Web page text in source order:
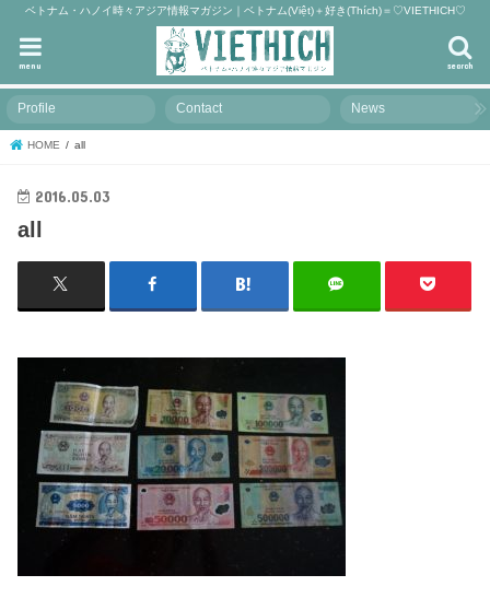
ベトナム・ハノイ時々アジア情報マガジン｜ベトナム(Việt)＋好き(Thích)＝♡VIETHICH♡
search
menu
Profile Contact News
HOME all
2016.05.03
all